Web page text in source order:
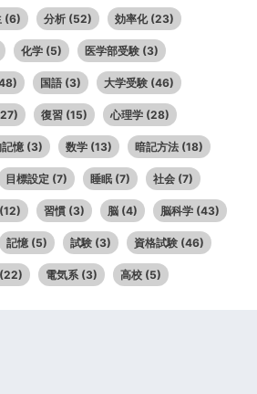
(6) 分析 (52) 効率化 (23)
化学 (5) 医学部受験 (3)
国語 (3) 大学受験 (46)
復習 (15) 心理学 (28)
憶 (3) 数学 (13) 暗記方法 (18)
目標設定 (7) 睡眠 (7) 社会 (7)
(12) 習慣 (3) 脳 (4) 脳科学 (43)
記憶 (5) 試験 (3) 資格試験 (46)
(22) 電気系 (3) 高校 (5)